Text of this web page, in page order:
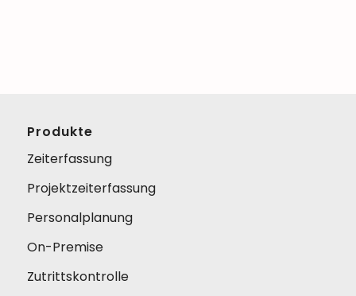
Produkte
Zeiterfassung
Projektzeiterfassung
Personalplanung
On-Premise
Zutrittskontrolle